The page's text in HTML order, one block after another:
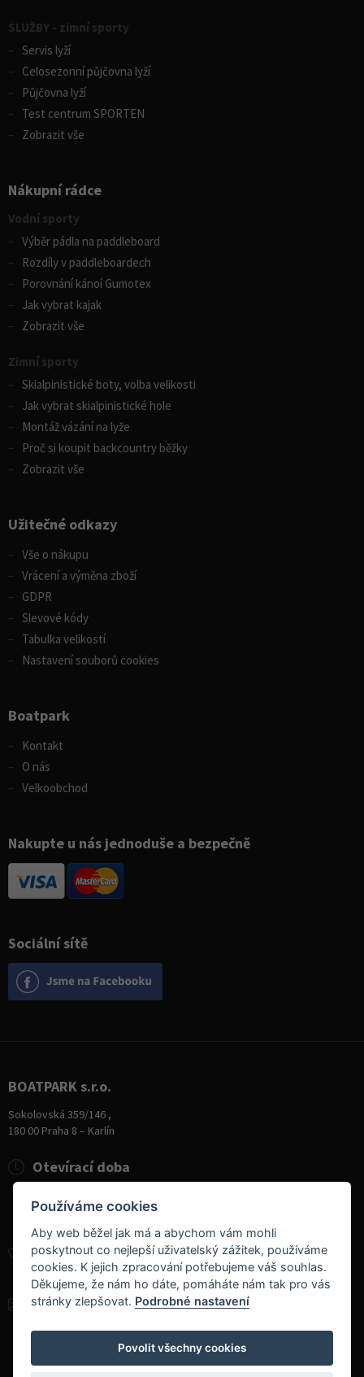
Sociální sítě
SLUŽBY - zimní sporty
Servis lyží
Celosezonní půjčovna lyží
Půjčovna lyží
Test centrum SPORTEN
Zobrazit vše
Nákupní rádce
Vodní sporty
Výběr pádla na paddleboard
Rozdíly v paddleboardech
Porovnání kánoí Gumotex
Jak vybrat kajak
Zobrazit vše
Zimní sporty
Skialpinistické boty, volba velikosti
Jak vybrat skialpinistické hole
Montáž vázání na lyže
Proč si koupit backcountry běžky
Zobrazit vše
Užitečné odkazy
Vše o nákupu
Vrácení a výměna zboží
GDPR
Slevové kódy
Tabulka velikostí
Nastavení souborů cookies
Boatpark
Kontakt
O nás
Velkoobchod
Nakupte u nás jednoduše a bezpečně
BOATPARK s.r.o.
Sokolovská 359/146 ,
180 00 Praha 8 – Karlín
+420 284 826 787
+420 604 728 042
info@boatpark.cz
Otevírací doba
Úterý - Pátek
10:00 - 19:00
Sobota
9:00 - 14:00
Používáme cookies
Aby web běžel jak má a abychom vám mohli
poskytnout co nejlepší uživatelský zážitek, používáme
cookies. K jejich zpracování potřebujeme váš souhlas.
Děkujeme, že nám ho dáte, pomáháte nám tak pro vás
stránky zlepšovat. Podrobné nastavení
Povolit všechny cookies